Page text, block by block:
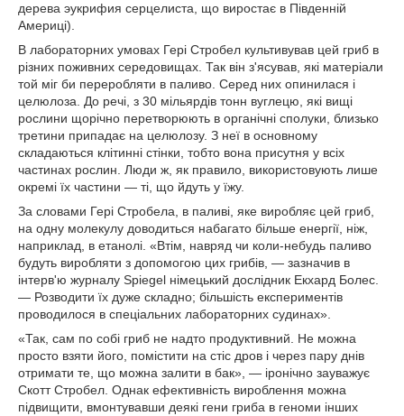
дерева эукрифия серцелиста, що виростає в Південній
Америці).
В лабораторних умовах Гері Стробел культивував цей гриб в
різних поживних середовищах. Так він з'ясував, які матеріали
той міг би переробляти в паливо. Серед них опинилася і
целюлоза. До речі, з 30 мільярдів тонн вуглецю, які вищі
рослини щорічно перетворюють в органічні сполуки, близько
третини припадає на целюлозу. З неї в основному
складаються клітинні стінки, тобто вона присутня у всіх
частинах рослин. Люди ж, як правило, використовують лише
окремі їх частини — ті, що йдуть у їжу.
За словами Гері Стробела, в паливі, яке виробляє цей гриб,
на одну молекулу доводиться набагато більше енергії, ніж,
наприклад, в етанолі. «Втім, навряд чи коли-небудь паливо
будуть виробляти з допомогою цих грибів, — зазначив в
інтерв'ю журналу Spiegel німецький дослідник Екхард Болес.
— Розводити їх дуже складно; більшість експериментів
проводилося в спеціальних лабораторних судинах».
«Так, сам по собі гриб не надто продуктивний. Не можна
просто взяти його, помістити на стіс дров і через пару днів
отримати те, що можна залити в бак», — іронічно зауважує
Скотт Стробел. Однак ефективність вироблення можна
підвищити, вмонтувавши деякі гени гриба в геноми інших